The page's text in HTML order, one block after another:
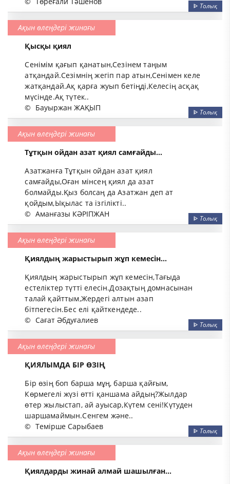
ᐈ Толық
Ақын өлеңдері жинағы
Қысқы қиял
Сенімім қағып қанатын,Сезінем таңым
атқандай.Сезімнің жегіп пар атын,Сенімен келе
жатқандай.Ақ қарға жуып бетіңді,Келесің асқақ
мүсінде.Ақ түтек..
© Бауыржан ЖАҚЫП ᐈ Толық
Ақын өлеңдері жинағы
Тұтқын ойдан азат қиял самғайды...
Азатжанға Тұтқын ойдан азат қиял
самғайды,Оған мінсең қиял да азат
болмайды.Қыз болсаң да Азатжан деп ат
қойдым,Ықылас та ізгілікті..
© Аманғазы КӘРІПЖАН ᐈ Толық
Ақын өлеңдері жинағы
Қиялдың жарыстырып жұп кемесін...
Қиялдың жарыстырып жұп кемесін,Тағыда
естеліктер түтті елесін.Дозақтың домнасынан
талай қайттым,Жердегі алтын азап
бітпегесін.Бес елі қайткендеде..
© Сағат Әбдуғалиев ᐈ Толық
Ақын өлеңдері жинағы
ҚИЯЛЫМДА БІР ӨЗІҢ
Бір өзің боп барша мұң, барша қайғым,
Көрмегелі жүзі өтті қаншама айдың?Жылдар
өтер жылыстап, ай ауысар,Күтем сені!Күтуден
шаршамаймын.Сенгем және..
© Темірше Сарыбаев ᐈ Толық
Ақын өлеңдері жинағы
Қиялдарды жинай алмай шашылған...